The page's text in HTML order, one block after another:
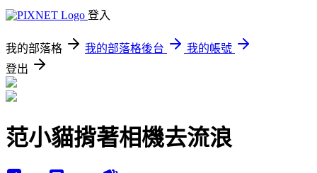
登入
我的部落格 我的部落格後台
我的帳號
登出
范小貓揹著相機去流浪